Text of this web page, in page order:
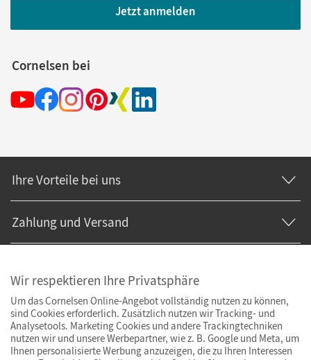
Jetzt anmelden
Cornelsen bei
Ihre Vorteile bei uns
Zahlung und Versand
Wir respektieren Ihre Privatsphäre
Um das Cornelsen Online-Angebot vollständig nutzen zu können,
sind Cookies erforderlich. Zusätzlich nutzen wir Tracking- und
Analysetools. Marketing Cookies und andere Trackingtechniken
nutzen wir und unsere Werbepartner, wie z. B. Google und Meta, um
Ihnen personalisierte Werbung anzuzeigen, die zu Ihren Interessen